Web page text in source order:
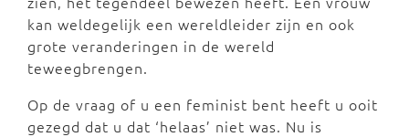
kan weldegelijk een wereldleider zijn en ook
grote veranderingen in de wereld
teweegbrengen.
Op de vraag of u een feminist bent heeft u ooit
gezegd dat u dat ‘helaas’ niet was. Nu is